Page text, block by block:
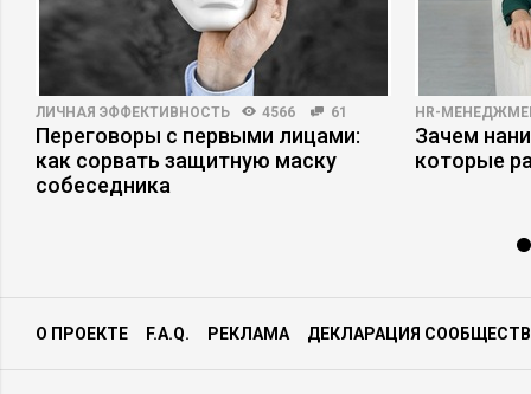
ЛИЧНАЯ ЭФФЕКТИВНОСТЬ 4566 61
Переговоры с первыми лицами:
как сорвать защитную маску
собеседника
HR-
Зачем
которые
О ПРОЕКТЕ F.A.Q. РЕКЛАМА ДЕКЛАРАЦИЯ